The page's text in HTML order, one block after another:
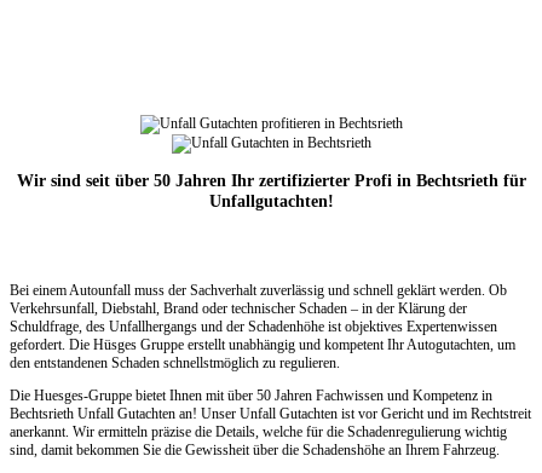
Wir sind seit über 50 Jahren Ihr zertifizierter Profi in Bechtsrieth für
Unfallgutachten!
Bei einem Autounfall muss der Sachverhalt zuverlässig und schnell geklärt werden. Ob
Verkehrsunfall, Diebstahl, Brand oder technischer Schaden – in der Klärung der
Schuldfrage, des Unfallhergangs und der Schadenhöhe ist objektives Expertenwissen
gefordert. Die Hüsges Gruppe erstellt unabhängig und kompetent Ihr Autogutachten, um
den entstandenen Schaden schnellstmöglich zu regulieren.
Die Huesges-Gruppe bietet Ihnen mit über 50 Jahren Fachwissen und Kompetenz in
Bechtsrieth Unfall Gutachten an! Unser Unfall Gutachten ist vor Gericht und im Rechtstreit
anerkannt. Wir ermitteln präzise die Details, welche für die Schadenregulierung wichtig
sind, damit bekommen Sie die Gewissheit über die Schadenshöhe an Ihrem Fahrzeug.